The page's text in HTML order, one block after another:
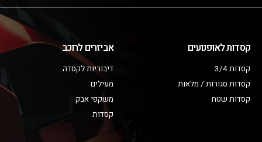
קסדות לאופנועים
קסדות 3/4
קסדות סגורות / מלאות
קסדות שטח
אביזרים לרוכב
דיבוריות לקסדה
מעילים
משקפי אבק
קסדות